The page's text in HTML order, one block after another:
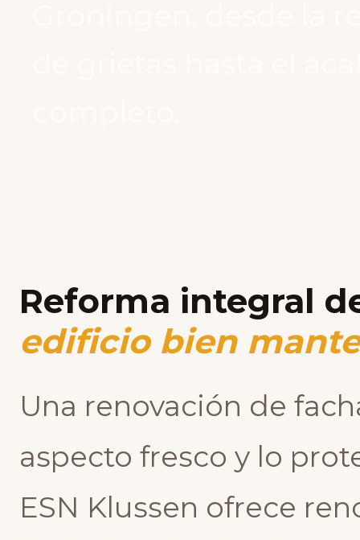
Reforma integral
edificio bien
Una renovación de
aspecto fresco y lo
ESN Klussen ofrece